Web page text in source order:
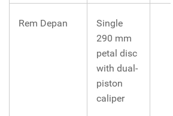
Rem Depan
Single
290 mm
petal disc
with dual-
piston
caliper